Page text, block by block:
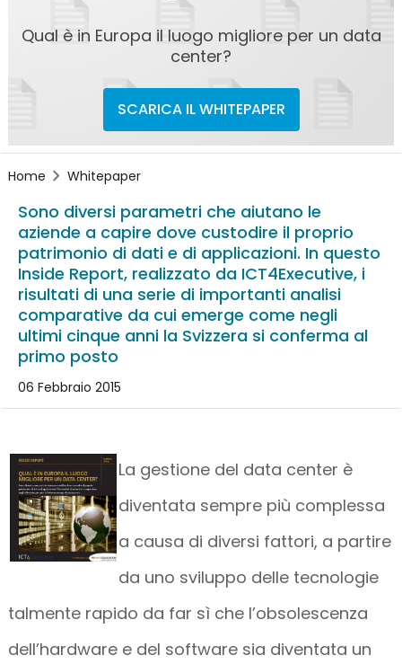
Qual è in Europa il luogo migliore per un data
center?
SCARICA IL WHITEPAPER
Home Whitepaper
Sono diversi parametri che aiutano le
aziende a capire dove custodire il proprio
patrimonio di dati e di applicazioni. In questo
Inside Report, realizzato da ICT4Executive, i
risultati di una serie di importanti analisi
comparative da cui emerge come negli
ultimi cinque anni la Svizzera si conferma al
primo posto
06 Febbraio 2015
La gestione del data center è
diventata sempre più complessa
a causa di diversi fattori, a partire
da uno sviluppo delle tecnologie
talmente rapido da far sì che l’obsolescenza
dell’hardware e del software sia diventata un